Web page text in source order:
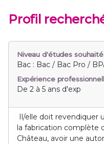
Profil
Niveau d'études souhaité
Bac : Bac / Bac Pro /
Expérience
De 2 à 5 ans d'exp
Il/elle doit revendiquer
la fabrication complète
Château, avoir une